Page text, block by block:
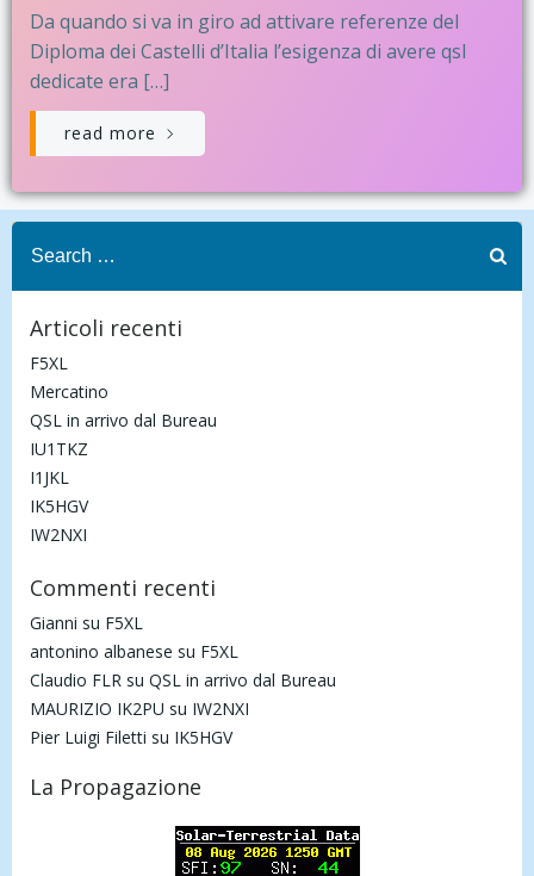
Da quando si va in giro ad attivare referenze del
Diploma dei Castelli d’Italia l’esigenza di avere qsl
dedicate era […]
read more
Search
for:
Articoli recenti
F5XL
Mercatino
QSL in arrivo dal Bureau
IU1TKZ
I1JKL
IK5HGV
IW2NXI
Commenti recenti
Gianni su F5XL
antonino albanese su F5XL
Claudio FLR su QSL in arrivo dal Bureau
MAURIZIO IK2PU su IW2NXI
Pier Luigi Filetti su IK5HGV
La Propagazione